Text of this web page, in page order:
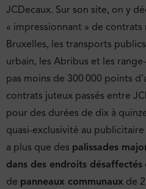
JCDecaux. Sur son site, on y
« impressionnant » de
Bruxelles, les transports
urbain, les Abribus et les
pas moins de 300 000 points
contrats juteux passés entre
pour des durées de dix à
quasi-exclusivité au
a plus que des palissades
dans des endroits désaffectés
de panneaux communaux de